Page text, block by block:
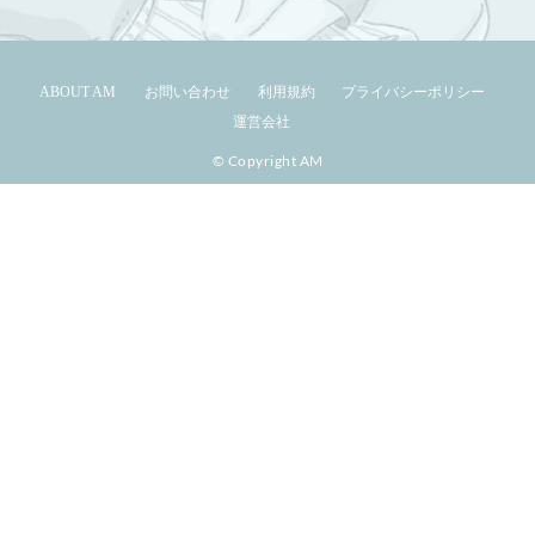
ABOUT AM お問い合わせ 利用規約
プライバシーポリシー
運営会社
© Copyright AM